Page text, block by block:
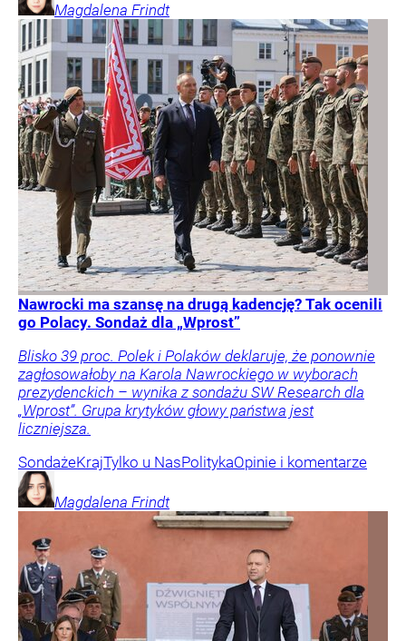
Magdalena Frindt
Nawrocki ma szansę na drugą kadencję? Tak ocenili
go Polacy. Sondaż dla „Wprost”
Blisko 39 proc. Polek i Polaków deklaruje, że ponownie
zagłosowałoby na Karola Nawrockiego w wyborach
prezydenckich – wynika z sondażu SW Research dla
„Wprost”. Grupa krytyków głowy państwa jest
liczniejsza.
SondażeKrajTylko u NasPolitykaOpinie i komentarze
Magdalena Frindt